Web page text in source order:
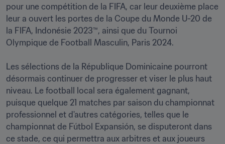
pour une compétition de la FIFA, car leur deuxième place
leur a ouvert les portes de la Coupe du Monde U-20 de
la FIFA, Indonésie 2023™, ainsi que du Tournoi
Olympique de Football Masculin, Paris 2024.
Les sélections de la République Dominicaine pourront
désormais continuer de progresser et viser le plus haut
niveau. Le football local sera également gagnant,
puisque quelque 21 matches par saison du championnat
professionnel et d'autres catégories, telles que le
championnat de Fútbol Expansión, se disputeront dans
ce stade, ce qui permettra aux arbitres et aux joueurs